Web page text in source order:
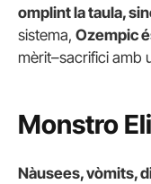
omplint la taula,
sistema, Ozempic
mèrit–sacrifici amb
Monstro
Nàusees, vòmits,